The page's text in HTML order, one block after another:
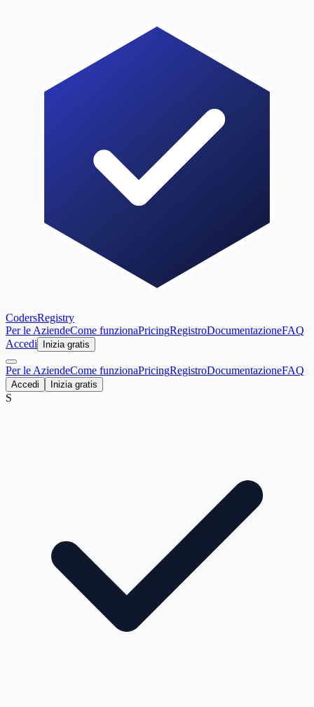
CodersRegistry
Per le AziendeCome funzionaPricingRegistroDocumentazioneFAQ
Accedi
Inizia gratis
Per le AziendeCome funzionaPricingRegistroDocumentazioneFAQ
Accedi Inizia gratis
S